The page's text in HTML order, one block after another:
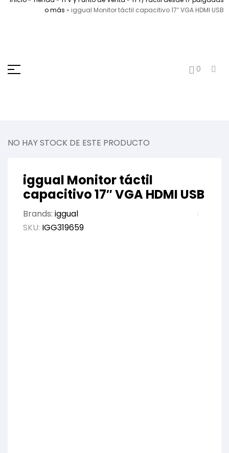
o más » iggual Monitor táctil capacitivo 17″ VGA HDMI USB
0
NO HAY STOCK DE ESTE PRODUCTO
iggual Monitor táctil
capacitivo 17″ VGA HDMI USB
Brands: iggual
SKU: IGG319659